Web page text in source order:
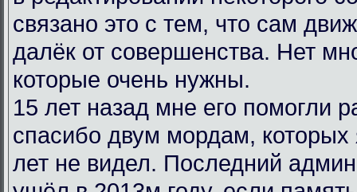
связано это с тем, что сам
далёк от совершенства. Нет
которые очень нужны.
15 лет назад мне его помогли
спасибо двум мордам, которых
лет не видел. Последний